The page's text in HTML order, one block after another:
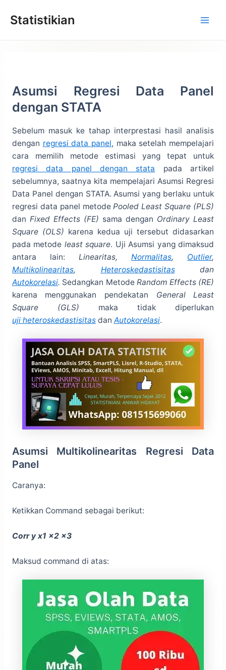
Statistikian
Asumsi Regresi Data Panel
dengan STATA
Sebelum masuk ke tahap interprestasi hasil analisis
dengan regresi data panel, maka setelah mempelajari
cara memilih metode estimasi yang tepat untuk
regresi data panel dengan stata pada artikel
sebelumnya, saatnya kita mempelajari Asumsi Regresi
Data Panel dengan STATA. Asumsi yang berlaku untuk
regresi data panel metode Pooled Least Square (PLS)
dan Fixed Effects (FE) sama dengan Ordinary Least
Square (OLS) karena kedua uji tersebut didasarkan
pada metode least square. Uji Asumsi yang dimaksud
antara lain: Linearitas,Normalitas, Outlier,
Multikolinearitas, Heteroskedastisitasdan
Autokorelasi. Sedangkan Metode Random Effects (RE)
karena menggunakan pendekatan General Least
Square (GLS) maka tidak diperlukan
uji heteroskedastisitasdan Autokorelasi.
Asumsi Multikolinearitas Regresi Data
Panel
Caranya:
Ketikkan Command sebagai berikut:
Corr y x1 x2 x3
Maksud command di atas: